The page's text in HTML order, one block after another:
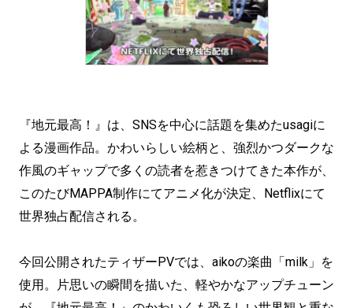
『地元最高！』は、SNSを中心に話題を集めたusagiに
よる漫画作品。かわいらしい絵柄と、強烈かつダークな
作風のギャップで多くの読者を惹きつけてきた本作が、
このたびMAPPA制作にてアニメ化が決定、Netflixにて
世界独占配信される。
今回公開されたティザーPVでは、aikoの楽曲「milk」を
使用。片思いの瞬間を描いた、軽やかなアップチューン